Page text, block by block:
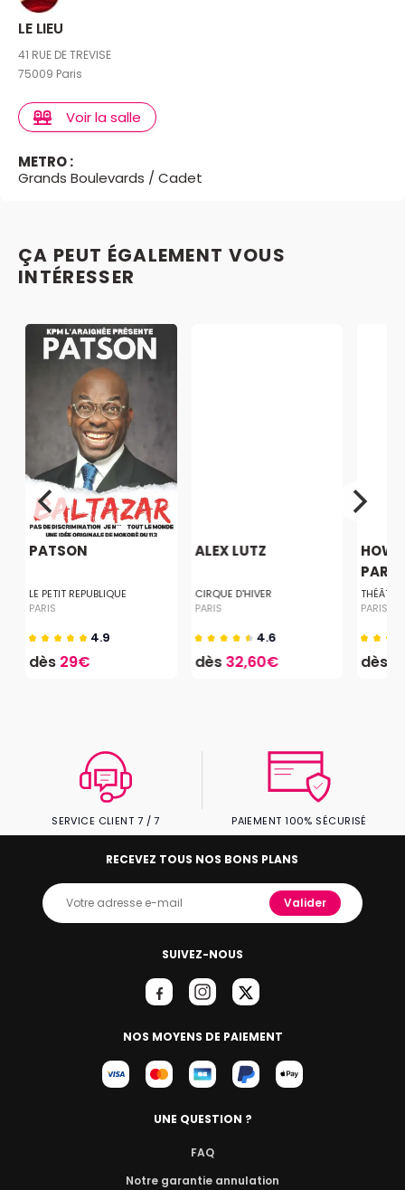
LE LIEU
41 RUE DE TREVISE
75009 Paris
Voir la salle
METRO :
Grands Boulevards / Cadet
ÇA PEUT ÉGALEMENT VOUS
INTÉRESSER
PATSON
LE PETIT REPUBLIQUE
PARIS
4.9
dès 29€
ALEX LUTZ
CIRQUE D'HIVER
PARIS
4.6
dès32,60€
HOW
PARIS
dès
SERVICE CLIENT 7 / 7 PAIEMENT 100% SÉCURISÉ
SUIVEZ-NOUS
NOS MOYENS DE PAIEMENT
RECEVEZ TOUS NOS BONS PLANS
Valider
UNE QUESTION ?
FAQ
Notre garantie annulation